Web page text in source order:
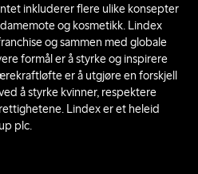
inkluderer flere ulike konsepter
og kosmetikk. Lindex
og sammen med globale
formål er å styrke og inspirere
er å utgjøre en forskjell
å styrke kvinner, respektere
Lindex er et heleid
plc.